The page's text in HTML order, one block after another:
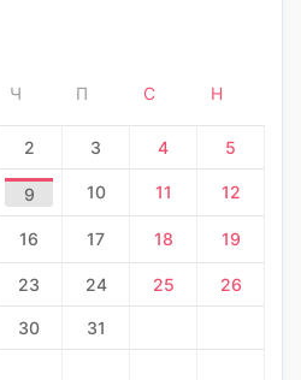
Ч П С Н
2 3 4 5
9 10 11 12
16 17 18 19
23 24 25 26
30 31